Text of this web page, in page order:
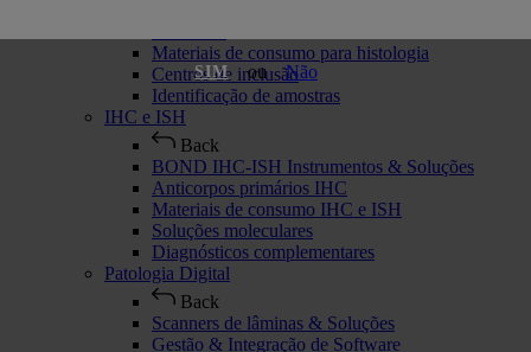
SIM ou Não
Materiais de consumo para histologia
Centros de inclusão
Identificação de amostras
IHC e ISH
Back
BOND IHC-ISH Instrumentos & Soluções
Anticorpos primários IHC
Materiais de consumo IHC e ISH
Soluções moleculares
Diagnósticos complementares
Patologia Digital
Back
Scanners de lâminas & Soluções
Gestão & Integração de Software